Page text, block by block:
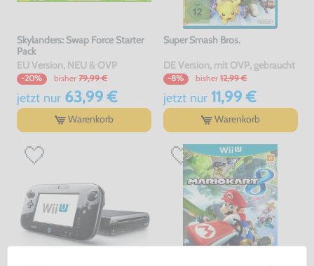
Skylanders: Swap Force Starter
Pack
EU Version, NEU & OVP
-20% bisher 79,99 €
jetzt nur63,99 €
Warenkorb
Super Smash Bros.
DE Version, mit OVP, gebraucht
-8% bisher 12,99 €
jetzt nur11,99 €
Warenkorb